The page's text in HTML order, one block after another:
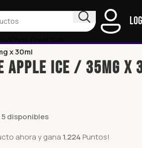
Kings Crest Salt
x 30ml
APPLE ICE / 35mg
5 disponibles
ahora y gana 1.224 Puntos!